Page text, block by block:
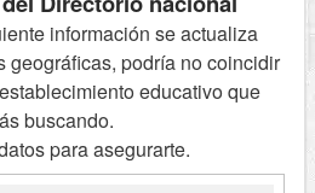
información se actualiza
geográficas, podría no coincidir
educativo que
buscando.
para asegurarte.